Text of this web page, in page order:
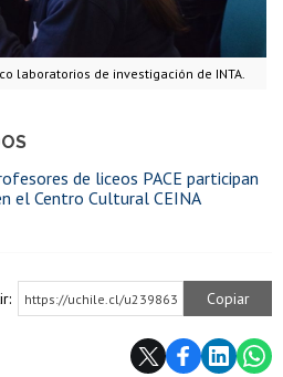
laboratorios de investigación de INTA.
de liceos PACE participan
el Centro Cultural CEINA
https://uchile.cl/u239863 Copiar